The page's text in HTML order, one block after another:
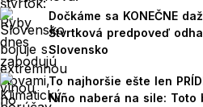
Dočkáme sa KONEČNE
Štvrtková predpoveď
Slovensko
To najhoršie ešte len
Niño naberá na sile: Toto